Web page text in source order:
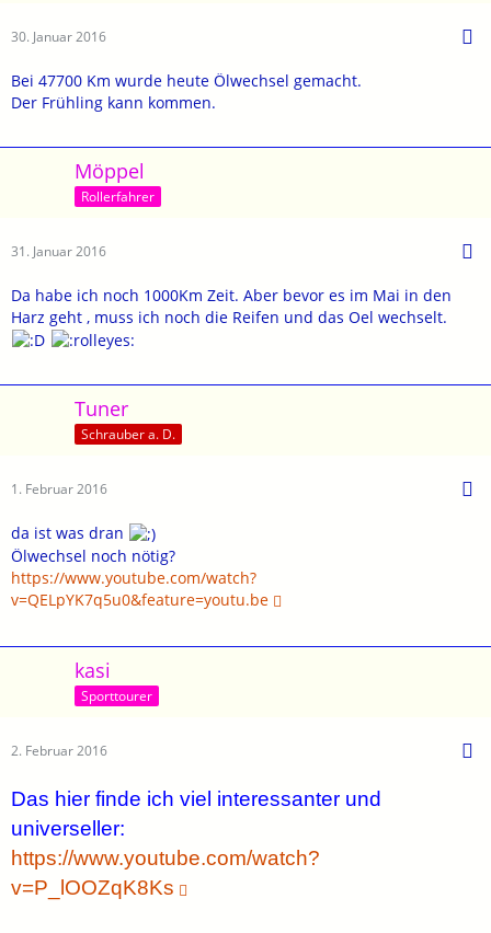
30. Januar 2016
Bei 47700 Km wurde heute Ölwechsel gemacht.
Der Frühling kann kommen.
Möppel
Rollerfahrer
31. Januar 2016
Da habe ich noch 1000Km Zeit. Aber bevor es im Mai in den
Harz geht , muss ich noch die Reifen und das Oel wechselt.
Tuner
Schrauber a. D.
1. Februar 2016
da ist was dran
Ölwechsel noch nötig?
https://www.youtube.com/watch?
v=QELpYK7q5u0&feature=youtu.be
kasi
Sporttourer
2. Februar 2016
Das hier finde ich viel interessanter und
universeller:
https://www.youtube.com/watch?
v=P_lOOZqK8Ks